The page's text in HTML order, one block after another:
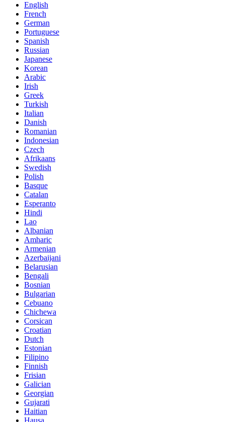
English
French
German
Portuguese
Spanish
Russian
Japanese
Korean
Arabic
Irish
Greek
Turkish
Italian
Danish
Romanian
Indonesian
Czech
Afrikaans
Swedish
Polish
Basque
Catalan
Esperanto
Hindi
Lao
Albanian
Amharic
Armenian
Azerbaijani
Belarusian
Bengali
Bosnian
Bulgarian
Cebuano
Chichewa
Corsican
Croatian
Dutch
Estonian
Filipino
Finnish
Frisian
Galician
Georgian
Gujarati
Haitian